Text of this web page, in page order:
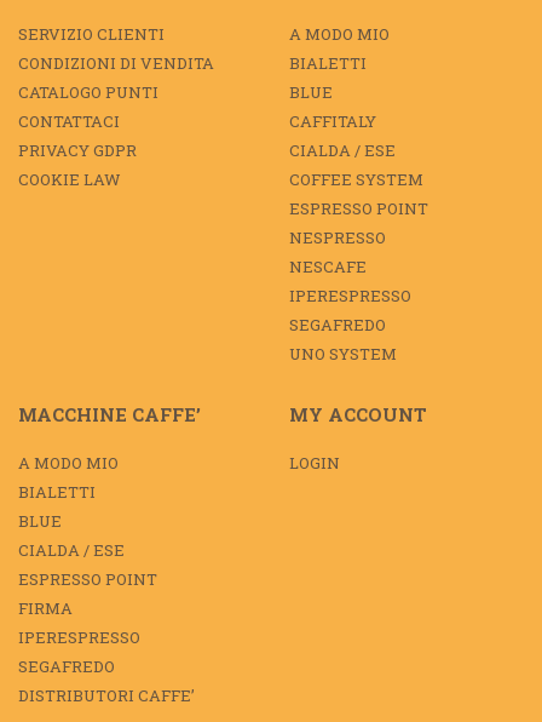
SERVIZIO CLIENTI
CONDIZIONI DI VENDITA
CATALOGO PUNTI
CONTATTACI
PRIVACY GDPR
COOKIE LAW
A MODO MIO
BIALETTI
BLUE
CAFFITALY
CIALDA / ESE
COFFEE SYSTEM
ESPRESSO POINT
NESPRESSO
NESCAFE
IPERESPRESSO
SEGAFREDO
UNO SYSTEM
MACCHINE CAFFE’
A MODO MIO
BIALETTI
BLUE
CIALDA / ESE
ESPRESSO POINT
FIRMA
IPERESPRESSO
SEGAFREDO
DISTRIBUTORI CAFFE’
MY ACCOUNT
LOGIN